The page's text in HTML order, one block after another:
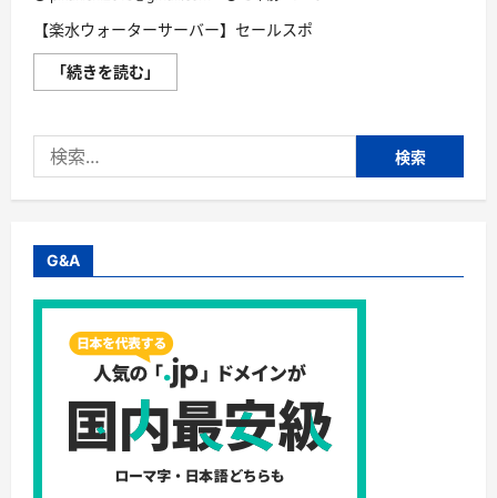
【楽水ウォーターサーバー】セールスポ
「続きを読む」
国
水
結
型
ー
ー
ー
バ
ー】
Purest
置
台
数
に
つ
索:
G&A